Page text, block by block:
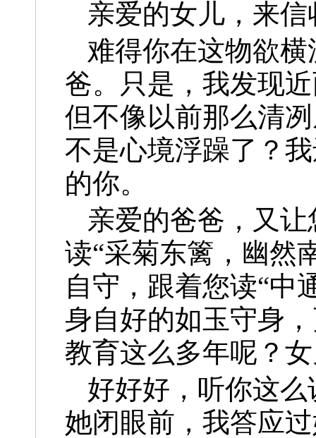
亲爱的女儿，来信
难得你在这物欲
爸。只是，我发现
但不像以前那么清
不是心境浮躁了？
的你。
亲爱的爸爸，又
读“采菊东篱，幽然
自守，跟着您读“中
身自好的如玉守身
教育这么多年呢？
好好好，听你这
她闭眼前，我答应